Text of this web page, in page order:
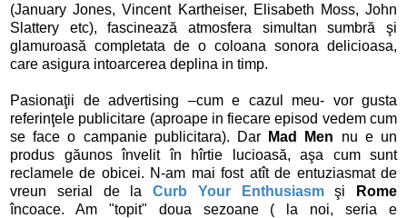
(January Jones, Vincent Kartheiser, Elisabeth Moss, John
Slattery etc), fascinează atmosfera simultan sumbră şi
glamuroasă completata de o coloana sonora delicioasa,
care asigura intoarcerea deplina in timp.
Pasionaţii de advertising –cum e cazul meu- vor gusta
referinţele publicitare (aproape in fiecare episod vedem cum
se face o campanie publicitara). Dar
Mad Men nu e un
produs găunos învelit în hîrtie lucioasă, aşa cum sunt
reclamele de obicei. N-am mai fost atît de entuziasmat de
vreun serial de la Curb Your Enthusiasm şi
Rome
încoace. Am "topit" doua sezoane ( la noi, seria e